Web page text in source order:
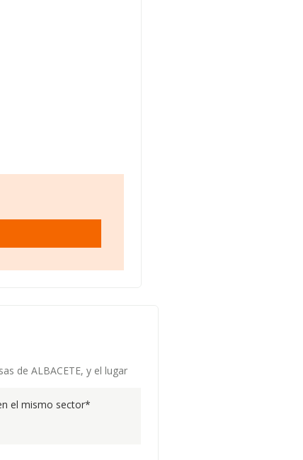
de ALBACETE, y el lugar
el mismo sector*